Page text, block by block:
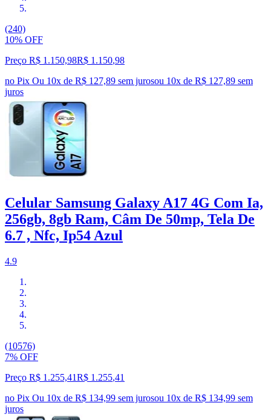
(240)
10% OFF
Preço R$ 1.150,98R$ 1.150,98
no Pix Ou 10x de R$ 127,89 sem jurosou 10x de R$ 127,89 sem
juros
Celular Samsung Galaxy A17 4G Com Ia,
256gb, 8gb Ram, Câm De 50mp, Tela De
6.7 , Nfc, Ip54 Azul
4.9
(10576)
7% OFF
Preço R$ 1.255,41R$ 1.255,41
no Pix Ou 10x de R$ 134,99 sem jurosou 10x de R$ 134,99 sem
juros